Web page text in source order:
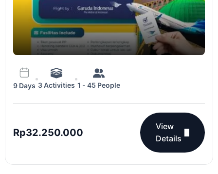
9 Days 3 Activities 1 - 45 People
Rp32.250.000
View
Details